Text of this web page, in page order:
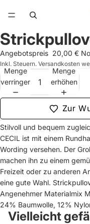
Bild
im
Vollbildmodus
öffnen
Bild
im
Vollbildmodus
öffnen
Bild
im
Vollbildmodus
öffnen
Bild
im
Vollbildmodus
öffnen
Bild
im
Vollbildmodus
öffnen
Bild
im
Vollbildmodus
öffnen
Angebotspreis 20,00 €
Inkl. Steuern. Versandkosten
Menge
verringern
Menge
erhöhen
Zur
Stilvoll und bequem
CECIL ist mit einem
Wording versehen. Der
machen ihn zu einem
Freizeit oder zu anderen
eine gute Wahl.
Angenehmer Materialmix
24% Baumwolle, 12%
Vielleicht